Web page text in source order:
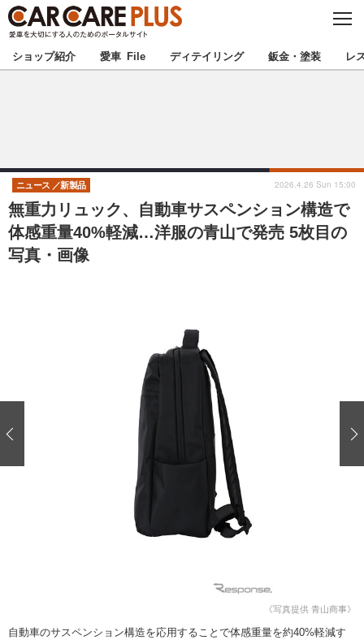
C
S
E
★カーケアプラス認定★ 厳選プロショップを地域から探す
甲信越 北陸
東海 関西
中国
ストップ！不具合修理＆粗悪修理
フィルム・ラッピング
鈑金・塗装
ストップ 不具合修理＆粗悪修理
カーメーカー「旧車」関連プロジェ
ショップレポート プロショップ検索
カーメーカー「旧車」関連プロジ
ショップ紹介 愛車 File ディテイリング 鈑金・塗装 レ
無重力リュック、自動車サスペンション構造で
体感重量40%軽減…洋服の青山で発売 5枚目の
写真・画像
ニュース 新製品 2026.4.26 Sun 15:00
《写真提供 青山商事》
自動車のサスペンション構造を応用することで体感重量を約40%軽減す